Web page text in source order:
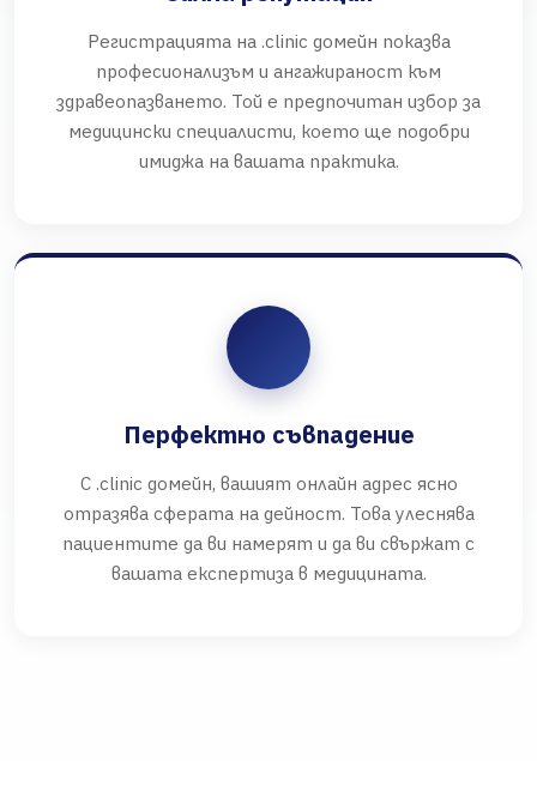
Регистрацията на .clinic домейн показва
професионализъм и ангажираност към
здравеопазването. Той е предпочитан избор за
медицински специалисти, което ще подобри
имиджа на вашата практика.
Перфектно съвпадение
С .clinic домейн, вашият онлайн адрес ясно
отразява сферата на дейност. Това улеснява
пациентите да ви намерят и да ви свържат с
вашата експертиза в медицината.